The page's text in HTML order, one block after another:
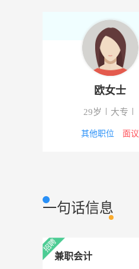
客服经理 客户服务
主办会计 财会审计
仓库管理人员 其它类型
会计助理 财会审计
欧女士
29岁 大专
其他职位 面议
一句话信息
兼职会计